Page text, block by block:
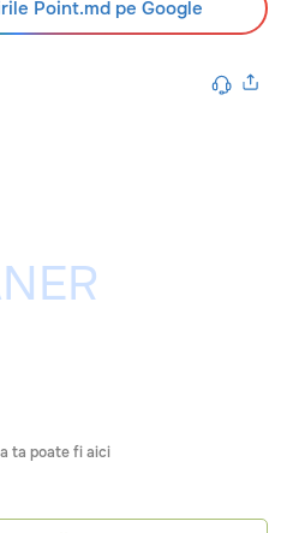
Point.md pe Google
ta poate fi aici